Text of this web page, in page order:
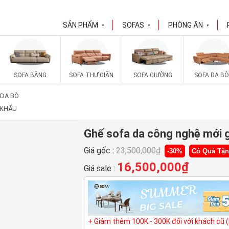
SẢN PHẨM ▼ SOFAS ▼ PHÒNG ĂN ▼
SOFA BĂNG SOFA THƯ GIÃN SOFA GIƯỜNG SOFA DA
BÒ
Ghế sofa da công nghệ mới
Giá gốc : 23,500,000₫ -30% Có Quà
Giá sale : 16,500,000₫
+ Giảm thêm 100K - 300K đối với khách